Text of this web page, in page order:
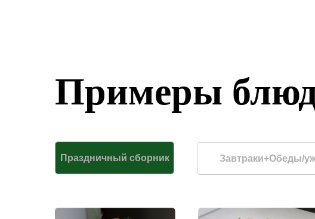
Примеры блюд
Праздничный сборник Завтраки+Обеды/